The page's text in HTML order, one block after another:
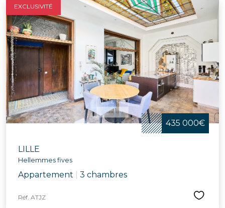
EXCLUSIVITÉ
435 000€
LILLE
Hellemmes fives
Appartement 3 chambres
Réf. ATJZ